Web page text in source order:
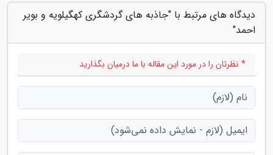
دیدگاه های مرتبط با "جاذبه های گردشگری کهگیلویه و بویر
احمد"
* نظرتان را در مورد این مقاله با ما درمیان بگذارید